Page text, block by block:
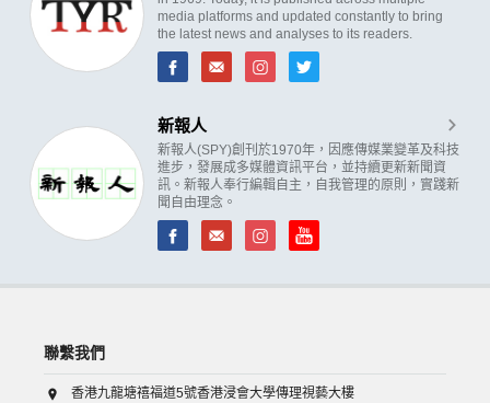
media platforms and updated constantly to bring
the latest news and analyses to its readers.
新報人
新報人(SPY)創刊於1970年，因應傳媒業變革及科技
進步，發展成多媒體資訊平台，並持續更新新聞資
訊。新報人奉行編輯自主，自我管理的原則，實踐新
聞自由理念。
聯繫我們
香港九龍塘禧福道5號香港浸會大學傳理視藝大樓